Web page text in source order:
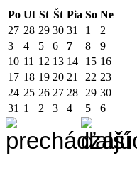
Po Ut St Št Pia So Ne
27 28 29 30 31 1
2
3
4 5 6 7 8
9
10 11 12 13 14 15 16
17 18 19 20 21 22 23
24 25 26 27 28 29 30
31 1 2 3 4 5 6